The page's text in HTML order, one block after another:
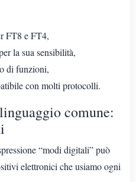
FT8 e FT4,
la sua sensibilità,
di funzioni,
con molti protocolli.
comune:
“modi digitali” può
elettronici che usiamo ogni